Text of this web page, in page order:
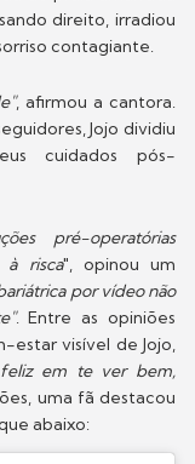
direito, irradiou
contagiante.
, afirmou a cantora.
Jojo dividiu
cuidados pós-
pré-operatórias
à risca", opinou um
por vídeo não
. Entre as opiniões
estar visível de Jojo,
feliz em te ver bem,
uma fã destacou
abaixo: